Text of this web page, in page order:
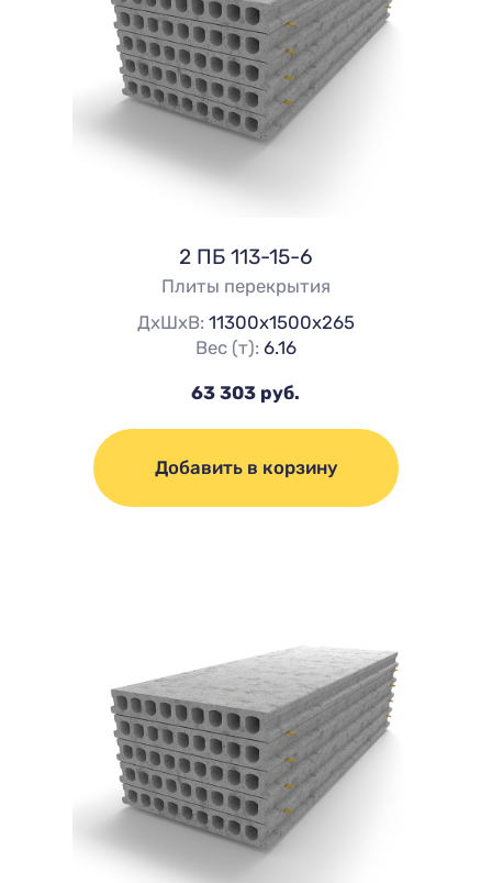
2 ПБ 113-15-6
Плиты перекрытия
ДхШхВ: 11300х1500х265
Вес (т): 6.16
63 303 руб.
Добавить в корзину